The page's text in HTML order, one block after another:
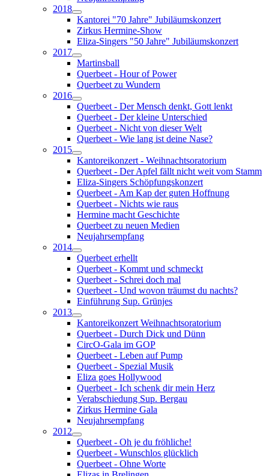
2018
Kantorei "70 Jahre" Jubiläumskonzert
Zirkus Hermine-Show
Eliza-Singers "50 Jahre" Jubiläumskonzert
2017
Martinsball
Querbeet - Hour of Power
Querbeet zu Wundern
2016
Querbeet - Der Mensch denkt, Gott lenkt
Querbeet - Der kleine Unterschied
Querbeet - Nicht von dieser Welt
Querbeet - Wie lang ist deine Nase?
2015
Kantoreikonzert - Weihnachtsoratorium
Querbeet - Der Apfel fällt nicht weit vom Stamm
Eliza-Singers Schöpfungskonzert
Querbeet - Am Kap der guten Hoffnung
Querbeet - Nichts wie raus
Hermine macht Geschichte
Querbeet zu neuen Medien
Neujahrsempfang
2014
Querbeet erhellt
Querbeet - Kommt und schmeckt
Querbeet - Schrei doch mal
Querbeet - Und wovon träumst du nachts?
Einführung Sup. Grünjes
2013
Kantoreikonzert Weihnachtsoratorium
Querbeet - Durch Dick und Dünn
CircO-Gala im GOP
Querbeet - Leben auf Pump
Querbeet - Spezial Musik
Eliza goes Hollywood
Querbeet - Ich schenk dir mein Herz
Verabschiedung Sup. Bergau
Zirkus Hermine Gala
Neujahrsempfang
2012
Querbeet - Oh je du fröhliche!
Querbeet - Wunschlos glücklich
Querbeet - Ohne Worte